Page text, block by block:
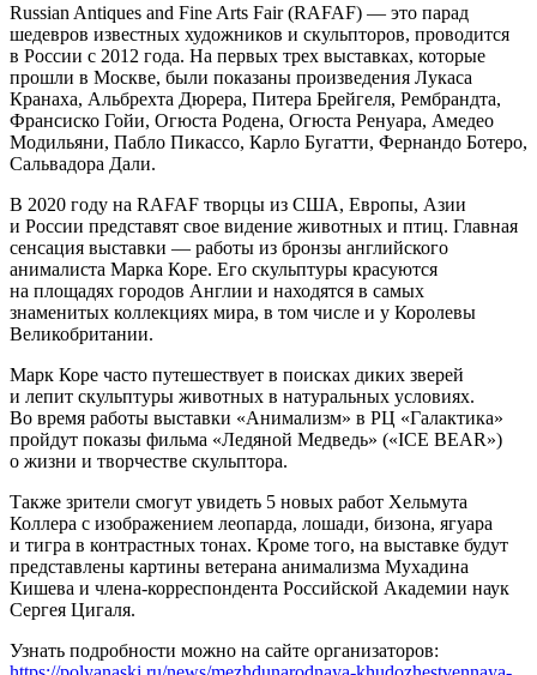
Russian Antiques and Fine Arts Fair (RAFAF) — это парад
шедевров известных художников и скульпторов, проводится
в России с 2012 года. На первых трех выставках, которые
прошли в Москве, были показаны произведения Лукаса
Кранаха, Альбрехта Дюрера, Питера Брейгеля, Рембрандта,
Франсиско Гойи, Огюста Родена, Огюста Ренуара, Амедео
Модильяни, Пабло Пикассо, Карло Бугатти, Фернандо Ботеро,
Сальвадора Дали.
В 2020 году на RAFAF творцы из США, Европы, Азии
и России представят свое видение животных и птиц. Главная
сенсация выставки — работы из бронзы английского
анималиста Марка Коре. Его скульптуры красуются
на площадях городов Англии и находятся в самых
знаменитых коллекциях мира, в том числе и у Королевы
Великобритании.
Марк Коре часто путешествует в поисках диких зверей
и лепит скульптуры животных в натуральных условиях.
Во время работы выставки «Анимализм» в РЦ «Галактика»
пройдут показы фильма «Ледяной Медведь» («ICE BEAR»)
о жизни и творчестве скульптора.
Также зрители смогут увидеть 5 новых работ Хельмута
Коллера с изображением леопарда, лошади, бизона, ягуара
и тигра в контрастных тонах. Кроме того, на выставке будут
представлены картины ветерана анимализма Мухадина
Кишева и члена-корреспондента Российской Академии наук
Сергея Цигаля.
Узнать подробности можно на сайте организаторов: